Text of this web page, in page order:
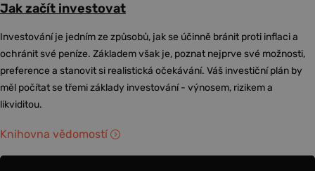
Jak začít investovat
Investování je jedním ze způsobů, jak se účinně bránit proti inflaci a
ochránit své peníze. Základem však je, poznat nejprve své možnosti,
preference a stanovit si realistická očekávání. Váš investiční plán by
měl počítat se třemi základy investování - výnosem, rizikem a
likviditou.
Knihovna vědomostí